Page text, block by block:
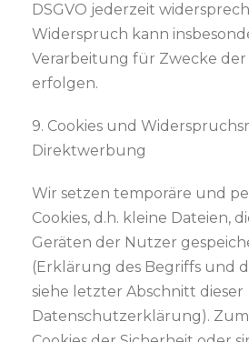
DSGVO jederzeit
Widerspruch kann
Verarbeitung für Zwecke
erfolgen.
9. Cookies und
Direktwerbung
Wir setzen temporäre und
Cookies, d.h. kleine Dateien,
Geräten der Nutzer
(Erklärung des Begriffs und
siehe letzter Abschnitt dieser
Datenschutzerklärung).